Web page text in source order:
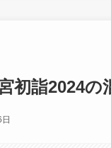
初詣2024